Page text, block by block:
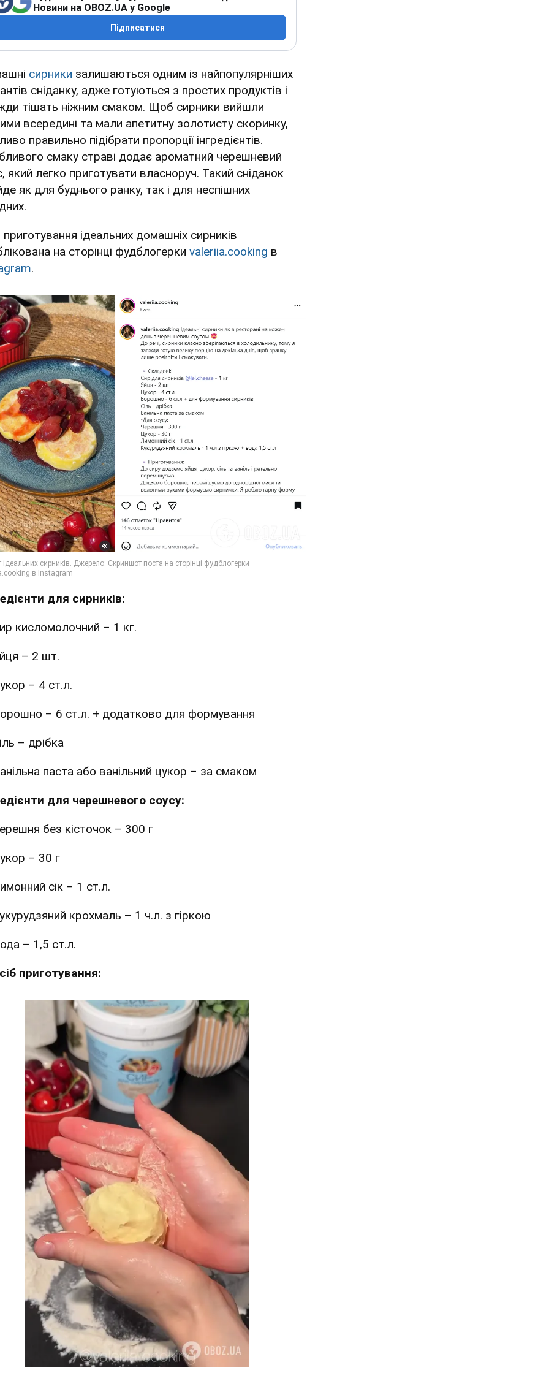
Новини на OBOZ.UA у Google
Підписатися
сирники залишаються одним із найпопулярніших
сніданку, адже готуються з простих продуктів і
тішать ніжним смаком. Щоб сирники вийшли
всередині та мали апетитну золотисту скоринку,
правильно підібрати пропорції інгредієнтів.
смаку страві додає ароматний черешневий
який легко приготувати власноруч. Такий сніданок
як для буднього ранку, так і для неспішних
приготування ідеальних домашніх сирників
на сторінці фудблогерки valeriia.cooking в
.
для сирників:
кисломолочний – 1 кг.
– 2 шт.
– 4 ст.л.
– 6 ст.л. + додатково для формування
– дрібка
паста або ванільний цукор – за смаком
для черешневого соусу:
без кісточок – 300 г
– 30 г
сік – 1 ст.л.
крохмаль – 1 ч.л. з гіркою
– 1,5 ст.л.
приготування: